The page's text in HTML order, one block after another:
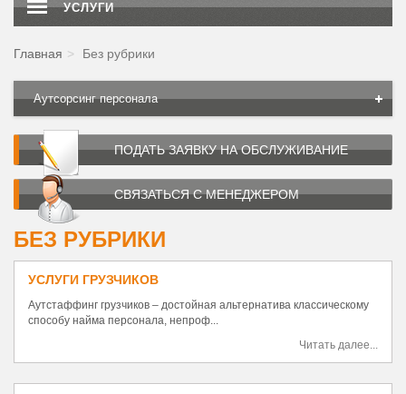
УСЛУГИ
Главная Без рубрики
Аутсорсинг персонала
ПОДАТЬ ЗАЯВКУ НА ОБСЛУЖИВАНИЕ
СВЯЗАТЬСЯ С МЕНЕДЖЕРОМ
БЕЗ РУБРИКИ
УСЛУГИ ГРУЗЧИКОВ
Аутстаффинг грузчиков – достойная альтернатива классическому
способу найма персонала, непроф...
Читать далее...